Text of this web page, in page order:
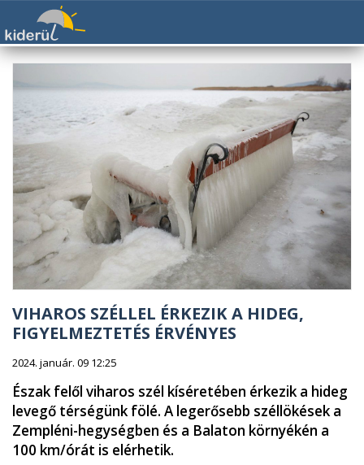
VIHAROS SZÉLLEL ÉRKEZIK A HIDEG,
FIGYELMEZTETÉS ÉRVÉNYES
2024. január. 09 12:25
Észak felől viharos szél kíséretében érkezik a hideg
levegő térségünk fölé. A legerősebb széllökések a
Zempléni-hegységben és a Balaton környékén a
100 km/órát is elérhetik.